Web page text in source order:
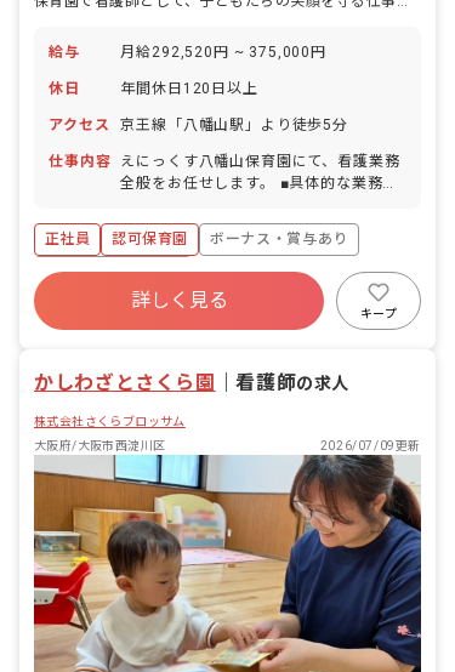
給与 月給292,520円 ~ 375,000円
休日 年間休日120日以上
アクセス 京王線「八幡山駅」より徒歩5分
仕事内容
えにっくす八幡山保育園にて、看護業務
全般をお任せします。 ■具体的な業務例
生管理 ・安全管理 ・保護者対応 ・園内
研修計画 ・その他保育園業務全般 など
正社員 認可保育園
ボーナス・賞与あり
年間休日120日以上
寮・住宅・家賃補助あり
社会保険完備
残業少なめ
詳しく見る
キープ
かしわざとさくら園 ｜看護師の求人
株式会社さくらブロッサム
大阪府/大阪市西淀川区
2026/07/09更新